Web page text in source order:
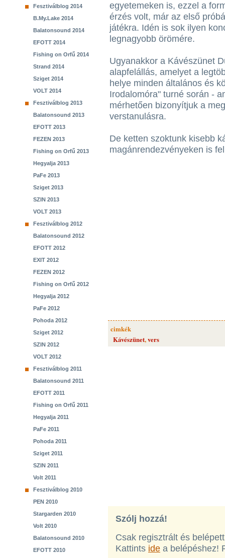
Fesztiválblog 2014
B.My.Lake 2014
Balatonsound 2014
EFOTT 2014
Fishing on Orfű 2014
Strand 2014
Sziget 2014
VOLT 2014
Fesztiválblog 2013
Balatonsound 2013
EFOTT 2013
FEZEN 2013
Fishing on Orfű 2013
Hegyalja 2013
PaFe 2013
Sziget 2013
SZIN 2013
VOLT 2013
Fesztiválblog 2012
Balatonsound 2012
EFOTT 2012
EXIT 2012
FEZEN 2012
Fishing on Orfű 2012
Hegyalja 2012
PaFe 2012
Pohoda 2012
Sziget 2012
SZIN 2012
VOLT 2012
Fesztiválblog 2011
Balatonsound 2011
EFOTT 2011
Fishing on Orfű 2011
Hegyalja 2011
PaFe 2011
Pohoda 2011
Sziget 2011
SZIN 2011
Volt 2011
Fesztiválblog 2010
PEN 2010
Stargarden 2010
Volt 2010
Balatonsound 2010
EFOTT 2010
egyetemeken is, ezzel a
érzés volt, már az első
játékra. Idén is sok ilyen
legnagyobb örömére.
Ugyanakkor a Kávészünet
alapfelállás, amelyet a
helye minden általános és
Irodalomóra" turné során -
mérhetően bizonyítjuk a
verstanulásra.
De ketten szoktunk kisebb
magánrendezvényeken is
cimkék
Kávészünet,vers
Szólj hozzá!
Csak regisztrált és
Kattints ide a belépéshez!